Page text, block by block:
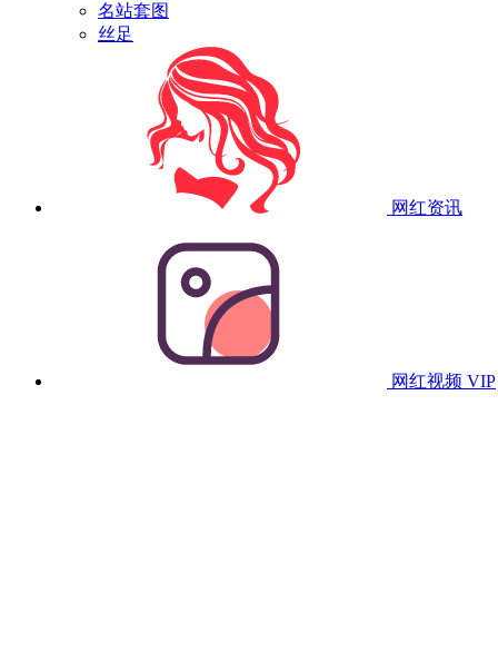
名站套图
丝足
网红资讯
网红视频 VIP